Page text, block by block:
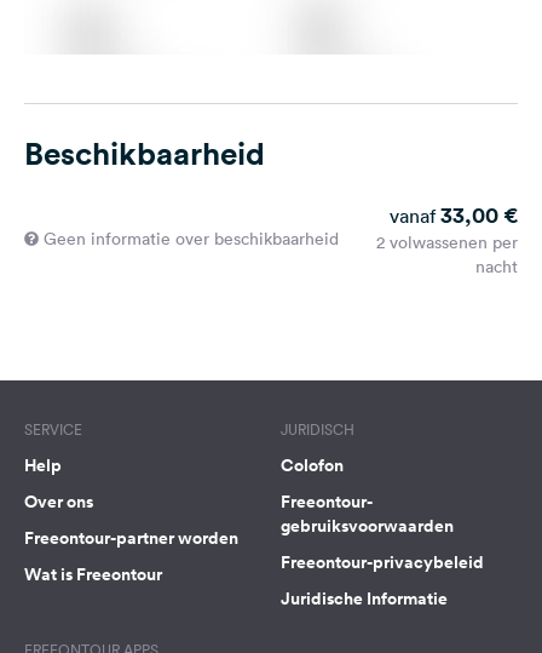
Beschikbaarheid
Geen informatie over beschikbaarheid
vanaf 33,00 €
2 volwassenen per
nacht
SERVICE
Help
Over ons
Freeontour-partner worden
Wat is Freeontour
JURIDISCH
Colofon
Freeontour-
gebruiksvoorwaarden
Freeontour-privacybeleid
Juridische Informatie